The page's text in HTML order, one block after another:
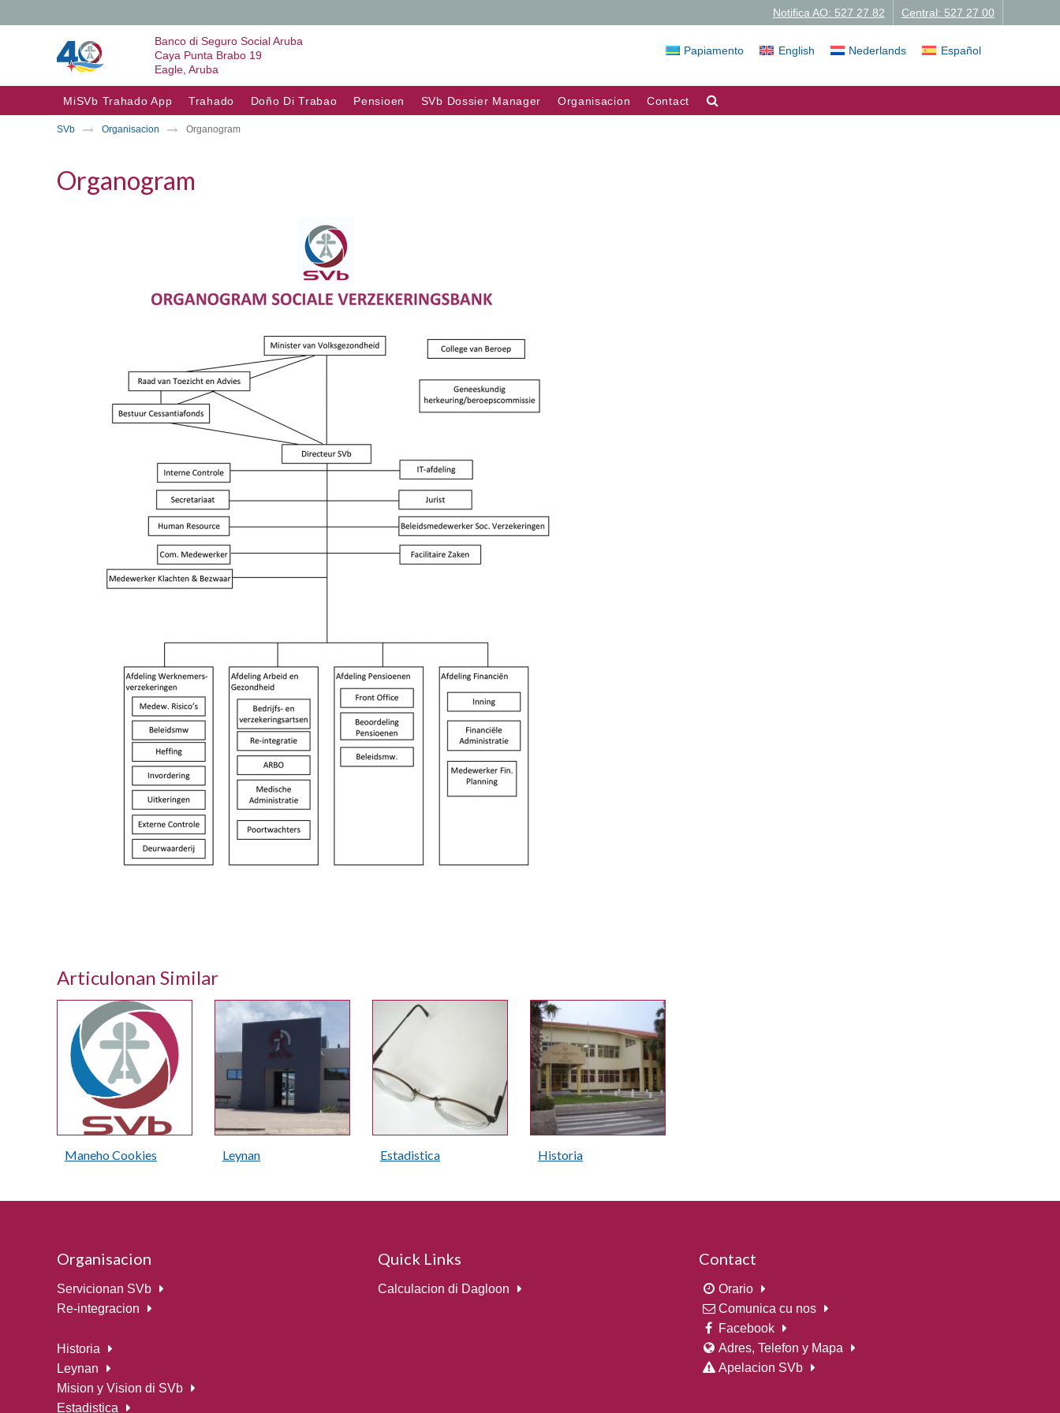
Notifica AO: 527 27 82 Central: 527 27 00
Papiamento English Nederlands Español
Banco di Seguro Social Aruba
Caya Punta Brabo 19
Eagle, Aruba
Skip to content
MiSVb Trahado App Trahado Doño Di Trabao Pensioen SVb Dossier Manager Organisacion Contact
SVb Organisacion Organogram
Organogram
Articulonan Similar
Maneho Cookies Leynan Estadistica Historia
Organisacion
Servicionan SVb
Re-integracion
Historia
Leynan
Mision y Vision di SVb
Estadistica
Quick Links
Calculacion di Dagloon
Contact
Orario
Comunica cu nos
Facebook
Adres, Telefon y Mapa
Apelacion SVb